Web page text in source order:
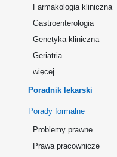
Farmakologia kliniczna
Gastroenterologia
Genetyka kliniczna
Geriatria
więcej
Poradnik lekarski
Porady formalne
Problemy prawne
Prawa pracownicze